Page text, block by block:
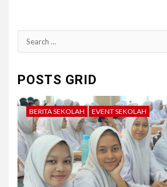
Search
for:
POSTS GRID
BERITA SEKOLAH EVENT SEKOLAH